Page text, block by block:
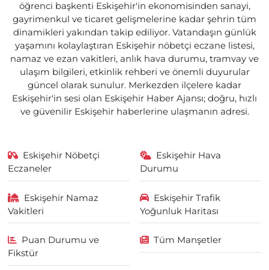
öğrenci başkenti Eskişehir'in ekonomisinden sanayi,
gayrimenkul ve ticaret gelişmelerine kadar şehrin tüm
dinamikleri yakından takip ediliyor. Vatandaşın günlük
yaşamını kolaylaştıran Eskişehir nöbetçi eczane listesi,
namaz ve ezan vakitleri, anlık hava durumu, tramvay ve
ulaşım bilgileri, etkinlik rehberi ve önemli duyurular
güncel olarak sunulur. Merkezden ilçelere kadar
Eskişehir'in sesi olan Eskişehir Haber Ajansı; doğru, hızlı
ve güvenilir Eskişehir haberlerine ulaşmanın adresi.
Eskişehir Nöbetçi
Eczaneler
Eskişehir Hava
Durumu
Eskişehir Namaz
Vakitleri
Eskişehir Trafik
Yoğunluk Haritası
Puan Durumu ve
Fikstür
Tüm Manşetler